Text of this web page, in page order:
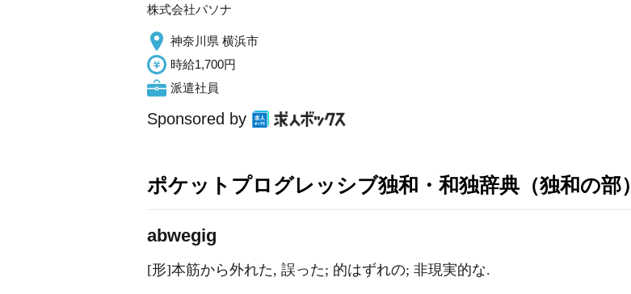
株式会社パソナ
神奈川県 横浜市
時給1,700円
派遣社員
Sponsored by
ポケットプログレッシブ独和・和独辞典（独和の部）
abwegig
[形]本筋から外れた, 誤った; 的はずれの; 非現実的な.